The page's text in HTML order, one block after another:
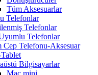
Tüm Aksesuarlar
Telefonlar
Telefonlar
Telefonlar
Cep Telefonu-Aksesuar
Bilgisayarlar
Mac mini